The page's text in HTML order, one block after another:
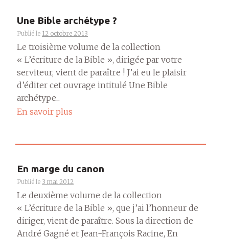
Une Bible archétype ?
Publié le 12 octobre 2013
Le troisième volume de la collection
« L’écriture de la Bible », dirigée par votre
serviteur, vient de paraître ! J’ai eu le plaisir
d’éditer cet ouvrage intitulé Une Bible
archétype...
En savoir plus
En marge du canon
Publié le 3 mai 2012
Le deuxième volume de la collection
« L’écriture de la Bible », que j’ai l’honneur de
diriger, vient de paraître. Sous la direction de
André Gagné et Jean-François Racine, En